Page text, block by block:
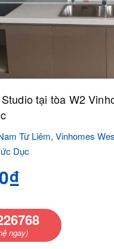
tại tòa W2
Từ Liêm, Vinhomes
Dục
ngay)